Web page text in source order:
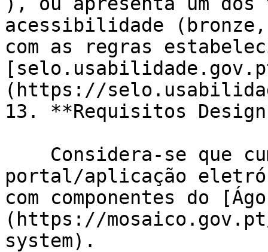
acessibilidade
com as regras
(https://
13. **Requisitos
portal/aplicação
com componentes do
(https://
system).